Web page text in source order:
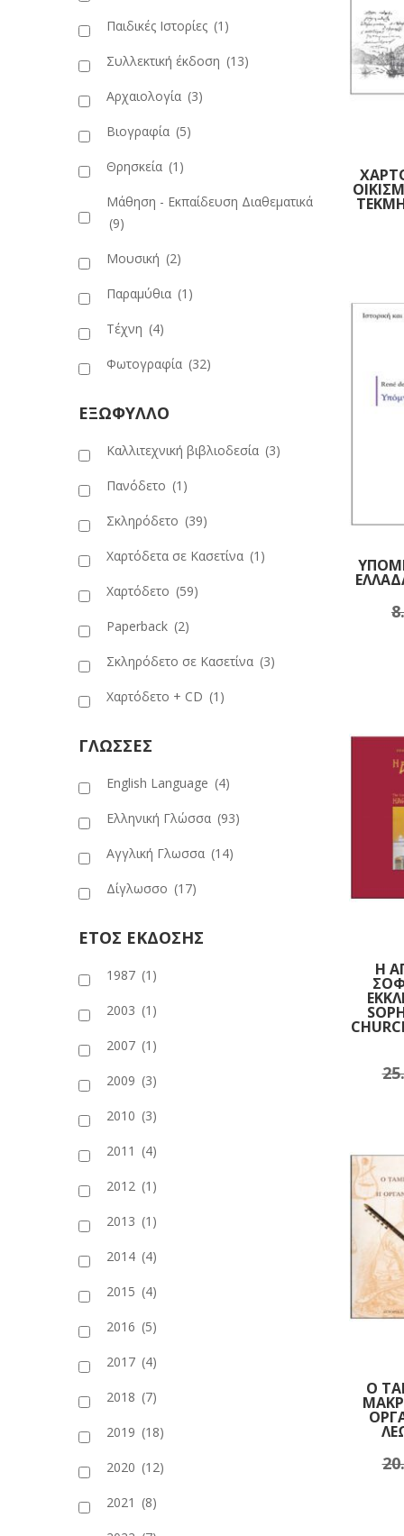
Η
Ο
Παιδικές Ιστορίες (1)
Συλλεκτική έκδοση (13)
Αρχαιολογία (3)
Βιογραφία (5)
Θρησκεία (1)
Μάθηση - Εκπαίδευση Διαθεματικά
(9)
Μουσική (2)
Παραμύθια (1)
Τέχνη (4)
Φωτογραφία (32)
ΕΞΩΦΥΛΛΟ
Καλλιτεχνική βιβλιοδεσία (3)
Πανόδετο (1)
Σκληρόδετο (39)
Χαρτόδετα σε Κασετίνα (1)
Χαρτόδετο (59)
Paperback (2)
Σκληρόδετο σε Κασετίνα (3)
Χαρτόδετο + CD (1)
ΓΛΩΣΣΕΣ
English Language (4)
Ελληνική Γλώσσα (93)
Αγγλική Γλωσσα (14)
Δίγλωσσο (17)
ΕΤΟΣ ΕΚΔΟΣΗΣ
1987 (1)
2003 (1)
2007 (1)
2009 (3)
2010 (3)
2011 (4)
2012 (1)
2013 (1)
2014 (4)
2015 (4)
2016 (5)
2017 (4)
2018 (7)
2019 (18)
2020 (12)
2021 (8)